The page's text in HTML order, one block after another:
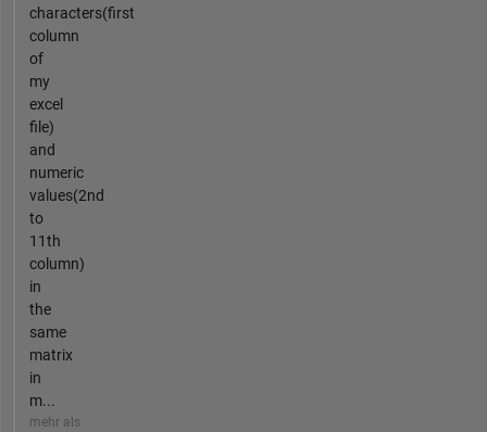
characters(first
column
of
my
excel
file)
and
numeric
values(2nd
to
11th
column)
in
the
same
matrix
in
m...
mehr als